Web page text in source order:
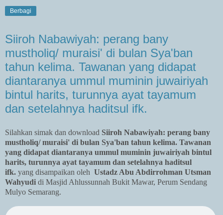
Berbagi
Siiroh Nabawiyah: perang bany
mustholiq/ muraisi' di bulan Sya'ban
tahun kelima. Tawanan yang didapat
diantaranya ummul muminin juwairiyah
bintul harits, turunnya ayat tayamum
dan setelahnya haditsul ifk.
Silahkan simak dan download Siiroh Nabawiyah: perang bany
mustholiq/ muraisi' di bulan Sya'ban tahun kelima. Tawanan
yang didapat diantaranya ummul muminin juwairiyah bintul
harits, turunnya ayat tayamum dan setelahnya haditsul
ifk. yang disampaikan oleh Ustadz Abu Abdirrohman Utsman
Wahyudi di Masjid Ahlussunnah Bukit Mawar, Perum Sendang
Mulyo Semarang.